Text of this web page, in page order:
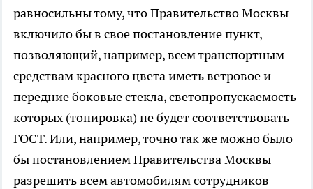
равносильны тому, что Правительство Москвы
включило бы в свое постановление пункт,
позволяющий, например, всем транспортным
средствам красного цвета иметь ветровое и
передние боковые стекла, светопропускаемость
которых (тонировка) не будет соответствовать
ГОСТ. Или, например, точно так же можно было
бы постановлением Правительства Москвы
разрешить всем автомобилям сотрудников